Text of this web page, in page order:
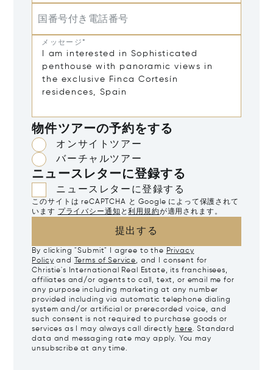
国番号付き電話番号
メッセージ*
物件ツアーの予約をする
オンサイトツアー
バーチャルツアー
ニュースレターに登録する
ニュースレターに登録する
このサイトは reCAPTCHA と Google によって保護されて
います プライバシー通知 と利用規約が適用されます。
提出する
By clicking "Submit" I agree to the Privacy
Policy and Terms of Service, and I consent for
Christie's International Real Estate, its franchisees,
affiliates and/or agents to call, text, or email me for
any purpose including marketing at any number
provided including via automatic telephone dialing
system and/or artificial or prerecorded voice, and
such consent is not required to purchase goods or
services as I may always call directly here. Standard
data and messaging rate may apply. You may
unsubscribe at any time.